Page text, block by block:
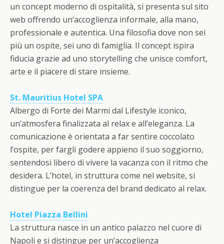
un concept moderno di ospitalità, si presenta sul sito
web offrendo un‘accoglienza informale, alla mano,
professionale e autentica. Una filosofia dove non sei
più un ospite, sei uno di famiglia. Il concept ispira
fiducia grazie ad uno storytelling che unisce comfort,
arte e il piacere di stare insieme.
St. Mauritius Hotel SPA
Albergo di Forte dei Marmi dal Lifestyle iconico,
un’atmosfera finalizzata al relax e all’eleganza. La
comunicazione è orientata a far sentire coccolato
l’ospite, per fargli godere appieno il suo soggiorno,
sentendosi libero di vivere la vacanza con il ritmo che
desidera. L’hotel, in struttura come nel website, si
distingue per la coerenza del brand dedicato al relax.
Hotel Piazza Bellini
La struttura nasce in un antico palazzo nel cuore di
Napoli e si distingue per un’accoglienza